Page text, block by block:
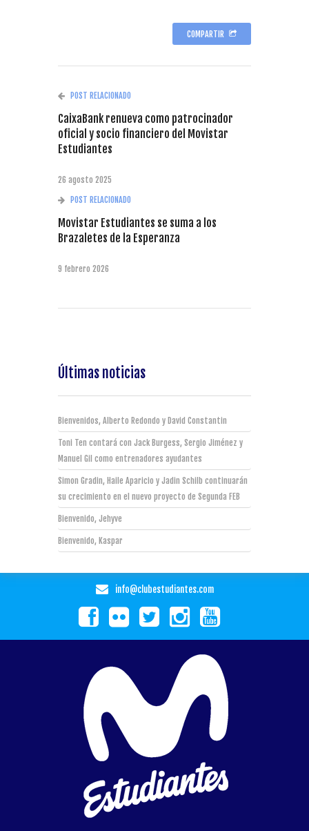
COMPARTIR
POST RELACIONADO
CaixaBank renueva como patrocinador
oficial y socio financiero del Movistar
Estudiantes
26 agosto 2025
POST RELACIONADO
Movistar Estudiantes se suma a los
Brazaletes de la Esperanza
9 febrero 2026
Últimas noticias
Bienvenidos, Alberto Redondo y David Constantin
Toni Ten contará con Jack Burgess, Sergio Jiménez y
Manuel Gil como entrenadores ayudantes
Simon Gradin, Haile Aparicio y Jadin Schilb continuarán
su crecimiento en el nuevo proyecto de Segunda FEB
Bienvenido, Jehyve
Bienvenido, Kaspar
info@clubestudiantes.com